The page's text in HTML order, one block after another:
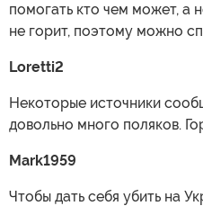
помогать кто чем может, а
не горит, поэтому можно
Loretti2
Некоторые источники
довольно много поляков.
Mark1959
Чтобы дать себя убить на